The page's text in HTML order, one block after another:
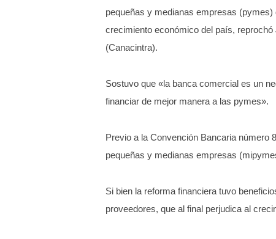
pequeñas y medianas empresas
crecimiento económico del país,
(Canacintra).
Sostuvo que «la banca comercial es un
financiar de mejor manera a las pymes».
Previo a la Convención Bancaria número
pequeñas y medianas empresas
Si bien la reforma financiera tuvo
proveedores, que al final perjudica al